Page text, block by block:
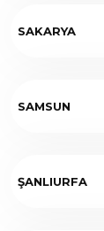
SAKARYA
SAMSUN
ŞANLIURFA